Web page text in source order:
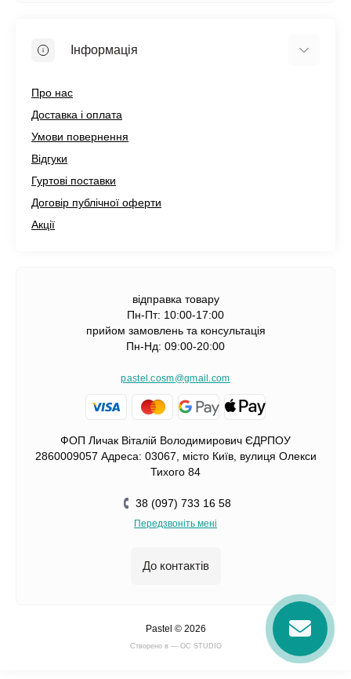
Інформація
Про нас
Доставка і оплата
Умови повернення
Відгуки
Гуртові поставки
Договір публічної оферти
Акції
відправка товару
Пн-Пт: 10:00-17:00
прийом замовлень та консультація
Пн-Нд: 09:00-20:00
pastel.cosm@gmail.com
ФОП Личак Віталій Володимирович ЄДРПОУ
2860009057 Адреса: 03067, місто Київ, вулиця Олекси
Тихого 84
38 (097) 733 16 58
Передзвоніть мені
До контактів
Pastel © 2026
Cтворено в — OC STUDIO